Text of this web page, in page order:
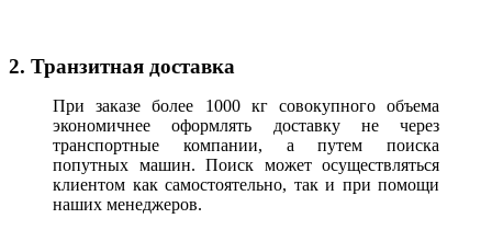
2. Транзитная доставка
При заказе более 1000 кг совокупного объема
экономичнее оформлять доставку не через
транспортные компании, а путем поиска
попутных машин. Поиск может осуществляться
клиентом как самостоятельно, так и при помощи
наших менеджеров.